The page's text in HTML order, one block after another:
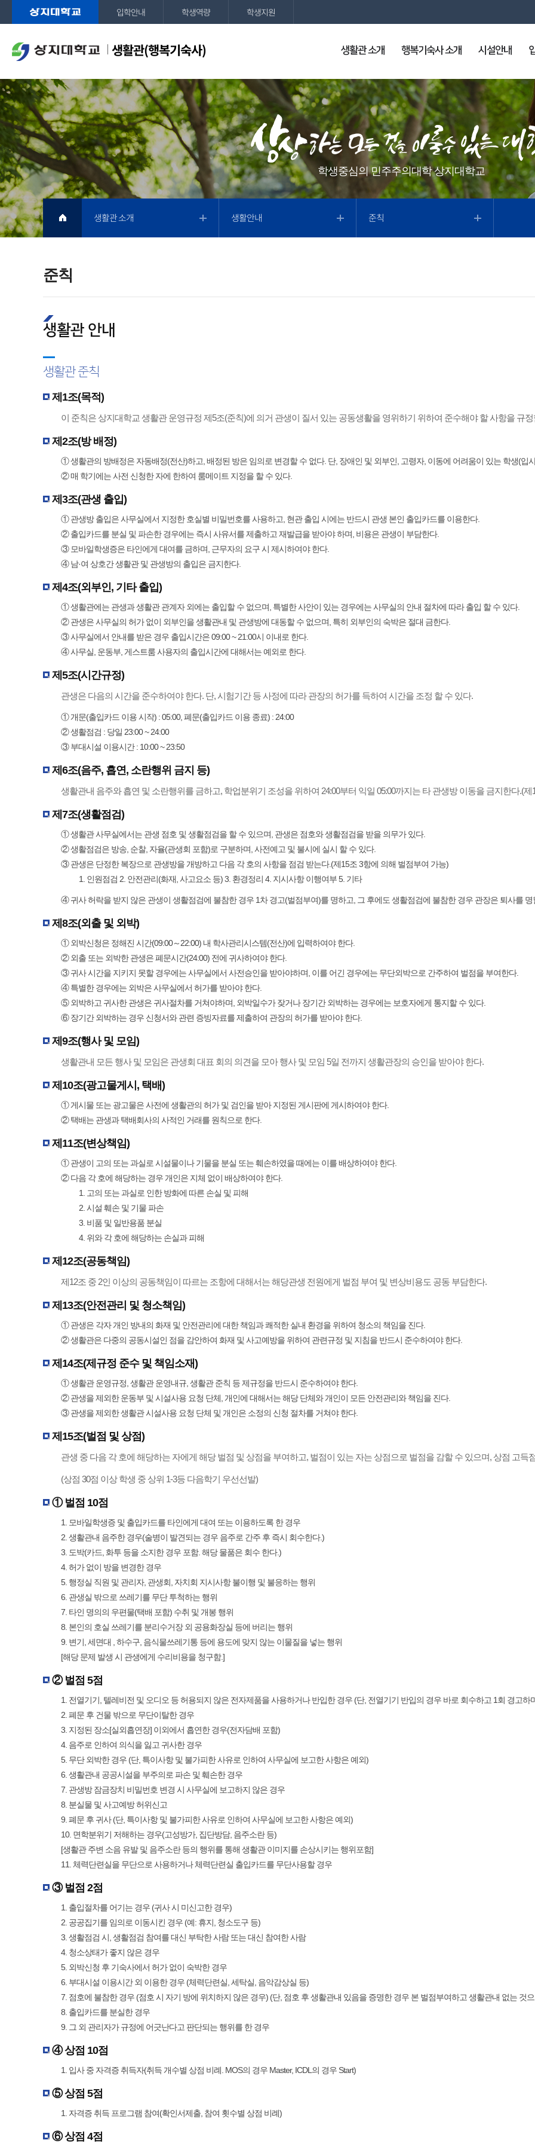
생활관(행복기숙사)
입학안내 학생역량 학생지원
생활관 소개 행복기숙사 소개 시설안내
학생중심의 민주주의대학 상지대학교
준칙
생활관 소개 생활안내 준칙
생활관 안내
생활관 준칙
제1조(목적)
이 준칙은 상지대학교 생활관 운영규정 제5조(준칙)에 의거 관생이 질서 있는 공동생활을 영위하기 위하여 준수해야 할 사항을 규
제2조(방 배정)
① 생활관의 방배정은 자동배정(전산)하고, 배정된 방은 임의로 변경할 수 없다. 단, 장애인 및 외부인, 고령자, 이동에 어려움이 있는 학생(입
② 매 학기에는 사전 신청한 자에 한하여 룸메이트 지정을 할 수 있다.
제3조(관생 출입)
① 관생방 출입은 사무실에서 지정한 호실별 비밀번호를 사용하고, 현관 출입 시에는 반드시 관생 본인 출입카드를 이용한다.
② 출입카드를 분실 및 파손한 경우에는 즉시 사유서를 제출하고 재발급을 받아야 하며, 비용은 관생이 부담한다.
③ 모바일학생증은 타인에게 대여를 금하며, 근무자의 요구 시 제시하여야 한다.
④ 남·여 상호간 생활관 및 관생방의 출입은 금지한다.
제4조(외부인, 기타 출입)
① 생활관에는 관생과 생활관 관계자 외에는 출입할 수 없으며, 특별한 사안이 있는 경우에는 사무실의 안내 절차에 따라 출입 할 수 있다.
② 관생은 사무실의 허가 없이 외부인을 생활관내 및 관생방에 대동할 수 없으며, 특히 외부인의 숙박은 절대 금한다.
③ 사무실에서 안내를 받은 경우 출입시간은 09:00 ~ 21:00시 이내로 한다.
④ 사무실, 운동부, 게스트룸 사용자의 출입시간에 대해서는 예외로 한다.
제5조(시간규정)
관생은 다음의 시간을 준수하여야 한다. 단, 시험기간 등 사정에 따라 관장의 허가를 득하여 시간을 조정 할 수 있다.
① 개문(출입카드 이용 시작) : 05:00, 폐문(출입카드 이용 종료) : 24:00
② 생활점검 : 당일 23:00 ~ 24:00
③ 부대시설 이용시간 : 10:00 ~ 23:50
제6조(음주, 흡연, 소란행위 금지 등)
생활관내 음주와 흡연 및 소란행위를 금하고, 학업분위기 조성을 위하여 24:00부터 익일 05:00까지는 타 관생방 이동을 금지한다.(
제7조(생활점검)
① 생활관 사무실에서는 관생 점호 및 생활점검을 할 수 있으며, 관생은 점호와 생활점검을 받을 의무가 있다.
② 생활점검은 방송, 순찰, 자율(관생회 포함)로 구분하며, 사전예고 및 불시에 실시 할 수 있다.
③ 관생은 단정한 복장으로 관생방을 개방하고 다음 각 호의 사항을 점검 받는다.(제15조 3항에 의해 벌점부여 가능)
1. 인원점검 2. 안전관리(화재, 사고요소 등) 3. 환경정리 4. 지시사항 이행여부 5. 기타
④ 귀사 허락을 받지 않은 관생이 생활점검에 불참한 경우 1차 경고(벌점부여)를 명하고, 그 후에도 생활점검에 불참한 경우 관장은 퇴사를 명
제8조(외출 및 외박)
① 외박신청은 정해진 시간(09:00～22:00) 내 학사관리시스템(전산)에 입력하여야 한다.
② 외출 또는 외박한 관생은 폐문시간(24:00) 전에 귀사하여야 한다.
③ 귀사 시간을 지키지 못할 경우에는 사무실에서 사전승인을 받아야하며, 이를 어긴 경우에는 무단외박으로 간주하여 벌점을 부여한다.
④ 특별한 경우에는 외박은 사무실에서 허가를 받아야 한다.
⑤ 외박하고 귀사한 관생은 귀사절차를 거쳐야하며, 외박일수가 잦거나 장기간 외박하는 경우에는 보호자에게 통지할 수 있다.
⑥ 장기간 외박하는 경우 신청서와 관련 증빙자료를 제출하여 관장의 허가를 받아야 한다.
제9조(행사 및 모임)
생활관내 모든 행사 및 모임은 관생회 대표 회의 의견을 모아 행사 및 모임 5일 전까지 생활관장의 승인을 받아야 한다.
제10조(광고물게시, 택배)
① 게시물 또는 광고물은 사전에 생활관의 허가 및 검인을 받아 지정된 게시판에 게시하여야 한다.
② 택배는 관생과 택배회사의 사적인 거래를 원칙으로 한다.
제11조(변상책임)
① 관생이 고의 또는 과실로 시설물이나 기물을 분실 또는 훼손하였을 때에는 이를 배상하여야 한다.
② 다음 각 호에 해당하는 경우 개인은 지체 없이 배상하여야 한다.
1. 고의 또는 과실로 인한 방화에 따른 손실 및 피해
2. 시설 훼손 및 기물 파손
3. 비품 및 일반용품 분실
4. 위와 각 호에 해당하는 손실과 피해
제12조(공동책임)
제12조 중 2인 이상의 공동책임이 따르는 조항에 대해서는 해당관생 전원에게 벌점 부여 및 변상비용도 공동 부담한다.
제13조(안전관리 및 청소책임)
① 관생은 각자 개인 방내의 화재 및 안전관리에 대한 책임과 쾌적한 실내 환경을 위하여 청소의 책임을 진다.
② 생활관은 다중의 공동시설인 점을 감안하여 화재 및 사고예방을 위하여 관련규정 및 지침을 반드시 준수하여야 한다.
제14조(제규정 준수 및 책임소재)
① 생활관 운영규정, 생활관 운영내규, 생활관 준칙 등 제규정을 반드시 준수하여야 한다.
② 관생을 제외한 운동부 및 시설사용 요청 단체, 개인에 대해서는 해당 단체와 개인이 모든 안전관리와 책임을 진다.
③ 관생을 제외한 생활관 시설사용 요청 단체 및 개인은 소정의 신청 절차를 거쳐야 한다.
제15조(벌점 및 상점)
관생 중 다음 각 호에 해당하는 자에게 해당 벌점 및 상점을 부여하고, 벌점이 있는 자는 상점으로 벌점을 감할 수 있으며, 상점 고
(상점 30점 이상 학생 중 상위 1-3등 다음학기 우선선발)
① 벌점 10점
1.
모바일학생증 및 출입카드를 타인에게 대여 또는 이용하도록 한 경우
2. 생활관내 음주한 경우(술병이 발견되는 경우 음주로 간주 후 즉시 회수한다.)
3. 도박(카드, 화투 등을 소지한 경우 포함. 해당 물품은 회수 한다.)
4. 허가 없이 방을 변경한 경우
5. 행정실 직원 및 관리자, 관생회, 자치회 지시사항 불이행 및 불응하는 행위
6. 관생실 밖으로 쓰레기를 무단 투척하는 행위
7. 타인 명의의 우편물(택배 포함) 수취 및 개봉 행위
8. 본인의 호실 쓰레기를 분리수거장 외 공용화장실 등에 버리는 행위
9. 변기, 세면대 , 하수구, 음식물쓰레기통 등에 용도에 맞지 않는 이물질을 넣는 행위
[해당 문제 발생 시 관생에게 수리비용을 청구함.]
② 벌점 5점
1. 전열기기, 텔레비전 및 오디오 등 허용되지 않은 전자제품을 사용하거나 반입한 경우 (단, 전열기기 반입의 경우 바로 회수하고 1회 경고
2. 폐문 후 건물 밖으로 무단이탈한 경우
3. 지정된 장소[실외흡연장] 이외에서 흡연한 경우(전자담배 포함)
4. 음주로 인하여 의식을 잃고 귀사한 경우
5. 무단 외박한 경우 (단, 특이사항 및 불가피한 사유로 인하여 사무실에 보고한 사항은 예외)
6. 생활관내 공공시설을 부주의로 파손 및 훼손한 경우
7. 관생방 잠금장치 비밀번호 변경 시 사무실에 보고하지 않은 경우
8. 분실물 및 사고예방 허위신고
9. 폐문 후 귀사 (단, 특이사항 및 불가피한 사유로 인하여 사무실에 보고한 사항은 예외)
10. 면학분위기 저해하는 경우(고성방가, 집단방담, 음주소란 등)
[생활관 주변 소음 유발 및 음주소란 등의 행위를 통해 생활관 이미지를 손상시키는 행위포함]
11. 체력단련실을 무단으로 사용하거나 체력단련실 출입카드를 무단사용할 경우
③ 벌점 2점
1. 출입절차를 어기는 경우 (귀사 시 미신고한 경우)
2. 공공집기를 임의로 이동시킨 경우 (예: 휴지, 청소도구 등)
3. 생활점검 시, 생활점검 참여를 대신 부탁한 사람 또는 대신 참여한 사람
4. 청소상태가 좋지 않은 경우
5. 외박신청 후 기숙사에서 허가 없이 숙박한 경우
6. 부대시설 이용시간 외 이용한 경우 (체력단련실, 세탁실, 음악감상실 등)
7. 점호에 불참한 경우 (점호 시 자기 방에 위치하지 않은 경우) (단, 점호 후 생활관내 있음을 증명한 경우 본 벌점부여하고 생활관내 없는 것
8. 출입카드를 분실한 경우
9. 그 외 관리자가 규정에 어긋난다고 판단되는 행위를 한 경우
④ 상점 10점
1. 입사 중 자격증 취득자(취득 개수별 상점 비례. MOS의 경우 Master, ICDL의 경우 Start)
⑤ 상점 5점
1. 자격증 취득 프로그램 참여(확인서제출, 참여 횟수별 상점 비례)
⑥ 상점 4점